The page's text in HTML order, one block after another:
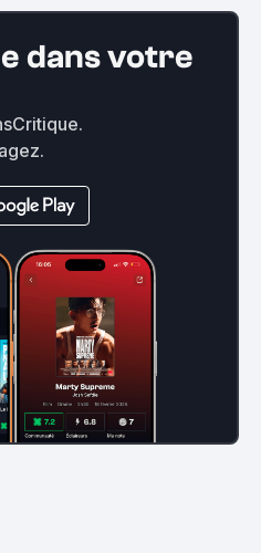
dans votre